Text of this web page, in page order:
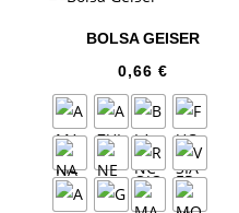
BOLSA GEISER
0,66 €